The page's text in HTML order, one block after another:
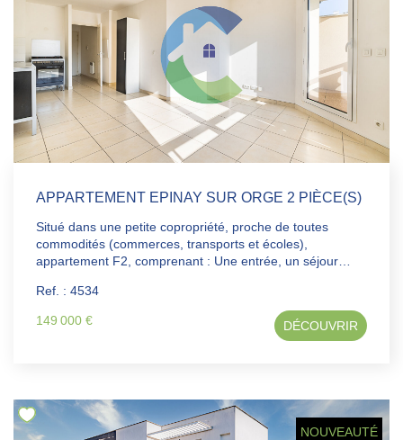
APPARTEMENT EPINAY SUR ORGE 2 PIÈCE(S)
Situé dans une petite copropriété, proche de toutes
commodités (commerces, transports et écoles),
appartement F2, comprenant : Une entrée, un séjour
une chambre avec placard, une salle d'eau et un wc
séparé. Une place de stationnement en sous-sol et une
cave. Idéal première acquisition ou investisseur !
Ref. : 4534
149 000 € DÉCOUVRIR
NOUVEAUTÉ